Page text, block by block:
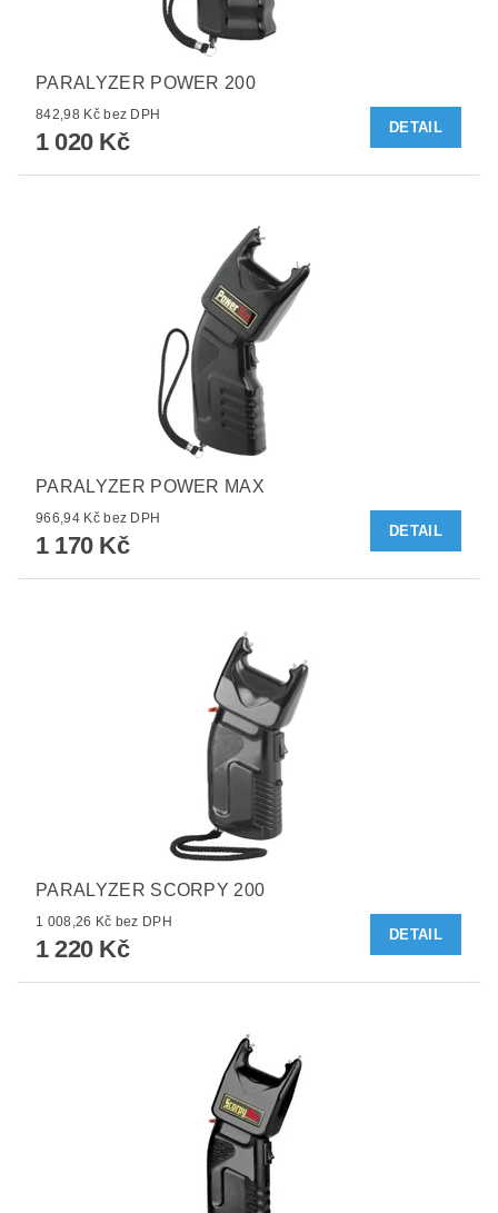
PARALYZER POWER 200
842,98 Kč bez DPH
1 020 Kč
DETAIL
PARALYZER POWER MAX
966,94 Kč bez DPH
1 170 Kč
DETAIL
PARALYZER SCORPY 200
1 008,26 Kč bez DPH
1 220 Kč
DETAIL